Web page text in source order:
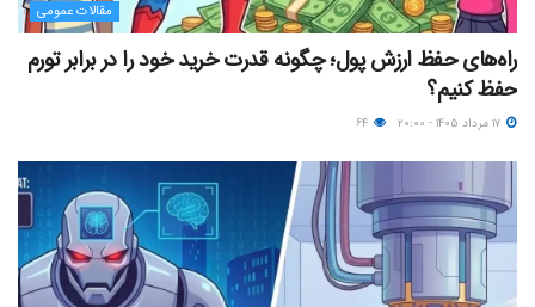
مقالات عمومی
راه‌های حفظ ارزش پول؛ چگونه قدرت خرید خود را در برابر تورم
حفظ کنیم؟